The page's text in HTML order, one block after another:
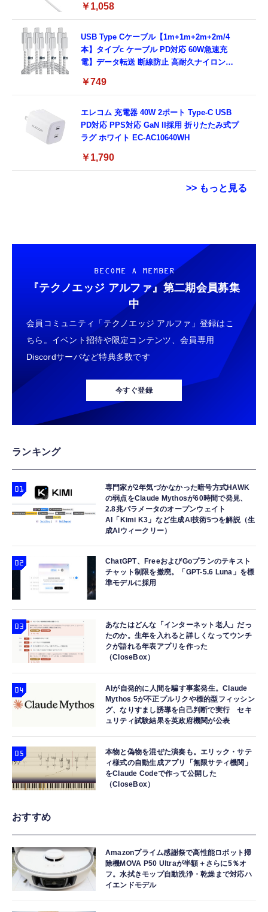
￥1,058
USB Type Cケーブル【1m+1m+2m+2m/4
本】タイプc ケーブル PD対応 60W急速充
電】データ転送 断線防止 高耐久ナイロン
MacBook、iPad Pro/Air、Galaxy、Sony、
￥749
エレコム 充電器 40W 2ポート Type-C USB
PD対応 PPS対応 GaN II採用 折りたたみ式プ
ラグ ホワイト EC-AC10640WH
￥1,790
>> もっと見る
界 耐久性と のある金属ボディ 安定感のある
iPhone/Android多機種対応 ライブ コンサー
ト スポーツ観戦 バードウォッチング 旅行
￥3,579
HDMIミラーキャスト【2026年・高性能チッ
プ搭載】4K/1080P対応 スマホ画面をテレビ
に映す ミラーリング接続
iPhone/Android/Windows/Mac OS対応 モー
ド切替不要 簡単セットアップ アプリ互換性あ
り YouTube視聴可能 大画面で楽しめる 日本
￥2,088
プロジェクター 家庭用 小型 ぷろじえくたー
Android TV 14.0搭載 HiFiスピーカー内蔵 天
井 静音 0.5M短距離投影 WiFi6 Bluetooth5.4
350"大画面 自動台形補正 ホームシアター
HDMI/スマホ/PC/DVD/Switchなどに対応 プ
￥1,780
小型カメラ 隠しカメラ 4K画質 8-10時間録画
150°広角 動体検知 携帯便利 記録 会議 商談
日本語取扱付き
￥7,999
ット 国産旭硝子素材】 用 ガーミン
FORERUNNER 70/170/170 Music フィルム
高透過率 超薄型 用 ガーミン Forerunner 170
液晶 保護フィルム 耐衝撃 全面保護 自動吸着
気泡なし 簡単貼り付け ( 対応 Forerunner
170 Music フィルム )
￥698
GARMIN(ガーミン) Venu 3 Black/Slate
AMOLEDディスプレイ搭載 美麗液晶スマート
ウォッチ 高性能GPS内蔵 【日本正規品】心
電図(ECG)アプリ対応モデル
￥47,691
Ray-Ban Meta スマートグラス WAYFARER
調光レンズ IPX4防水シャイニーブラック / グ
リーン 50mm 0RW4012
防水 小型 軽量 鍵 財布 車 子ども 高齢者 ペッ
ト見守り キーホルダー付属 (2個セット：ブラ
ック)
￥1,699
Apple Watch 45mm 44mm 一体型 バンド ケ
ンド 落下 衝撃吸収 耐久性 傷防止 ラギッド・
アーマー・プロ 062CS25324 (ブラック)
￥2,999
￥949
タイプc 寝ホンイヤホン 寝ホン type-c 有線
睡眠用イヤホン 【音質強化バージョン
iPhone 15/16/17対応】横向きに寝ると耳が圧
迫されない ソフトシリコンで柔らかい 超軽量
超小型 外部ノイズ遮断 音質良い リモコン マ
イク付き 安眠 仕事 勉強 通勤通学最適（黑-
￥2,199
Lightning to 3.5mm イヤホンジャック 変換
MFi認証 【ハイレゾ音質】 内蔵DAC 遅延な
し 48ビット/96KHz 音量調節対応
寝ホン 睡眠用イヤホン 寝ながら 痛くない 超
￥2,682
BECOME A MEMBER
『テクノエッジ アルファ』 第二期会員募集
中
会員コミュニティ「テクノエッジ アルファ」登録はこ
ちら。イベント招待や限定コンテンツ、会員専用
Discordサーバなど特典多数です
今すぐ登録
ランキング
専門家が2年気づかなかった暗号方式HAWK
の弱点をClaude Mythosが60時間で発見、
2.8兆パラメータのオープンウェイト
AI「Kimi K3」など生成AI技術5つを解説（生
成AIウィークリー）
ChatGPT、FreeおよびGoプランのテキスト
チャット制限を撤廃。「GPT-5.6 Luna」を標
準モデルに採用
あなたはどんな「インターネット老人」だっ
たのか。生年を入れると詳しくなってウンチ
クが語れる年表アプリを作った
（CloseBox）
AIが自発的に人間を騙す事案発生。Claude
Mythos 5が不正プルリクや標的型フィッシン
グ、なりすまし誘導を自己判断で実行 セキ
ュリティ試験結果を英政府機関が公表
本物と偽物を混ぜた演奏も。エリック・サテ
ィ様式の自動生成アプリ「無限サティ機関」
をClaude Codeで作って公開した
（CloseBox）
おすすめ
Amazonプライム感謝祭で高性能ロボット掃
除機MOVA P50 Ultraが半額＋さらに5％オ
フ。水拭きモップ自動洗浄・乾燥まで対応ハ
イエンドモデル